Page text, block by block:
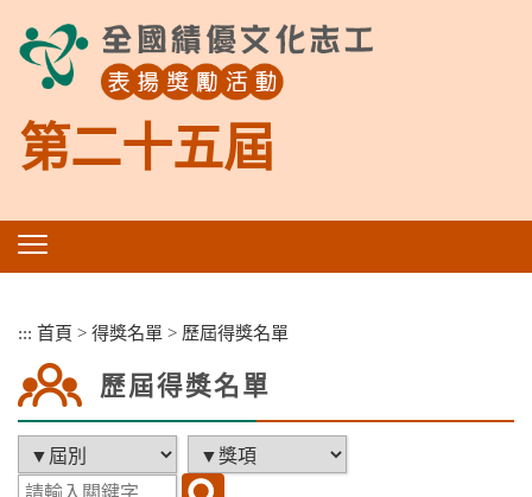
第二十五屆
::: 首頁 > 得獎名單 > 歷屆得獎名單
歷屆得獎名單